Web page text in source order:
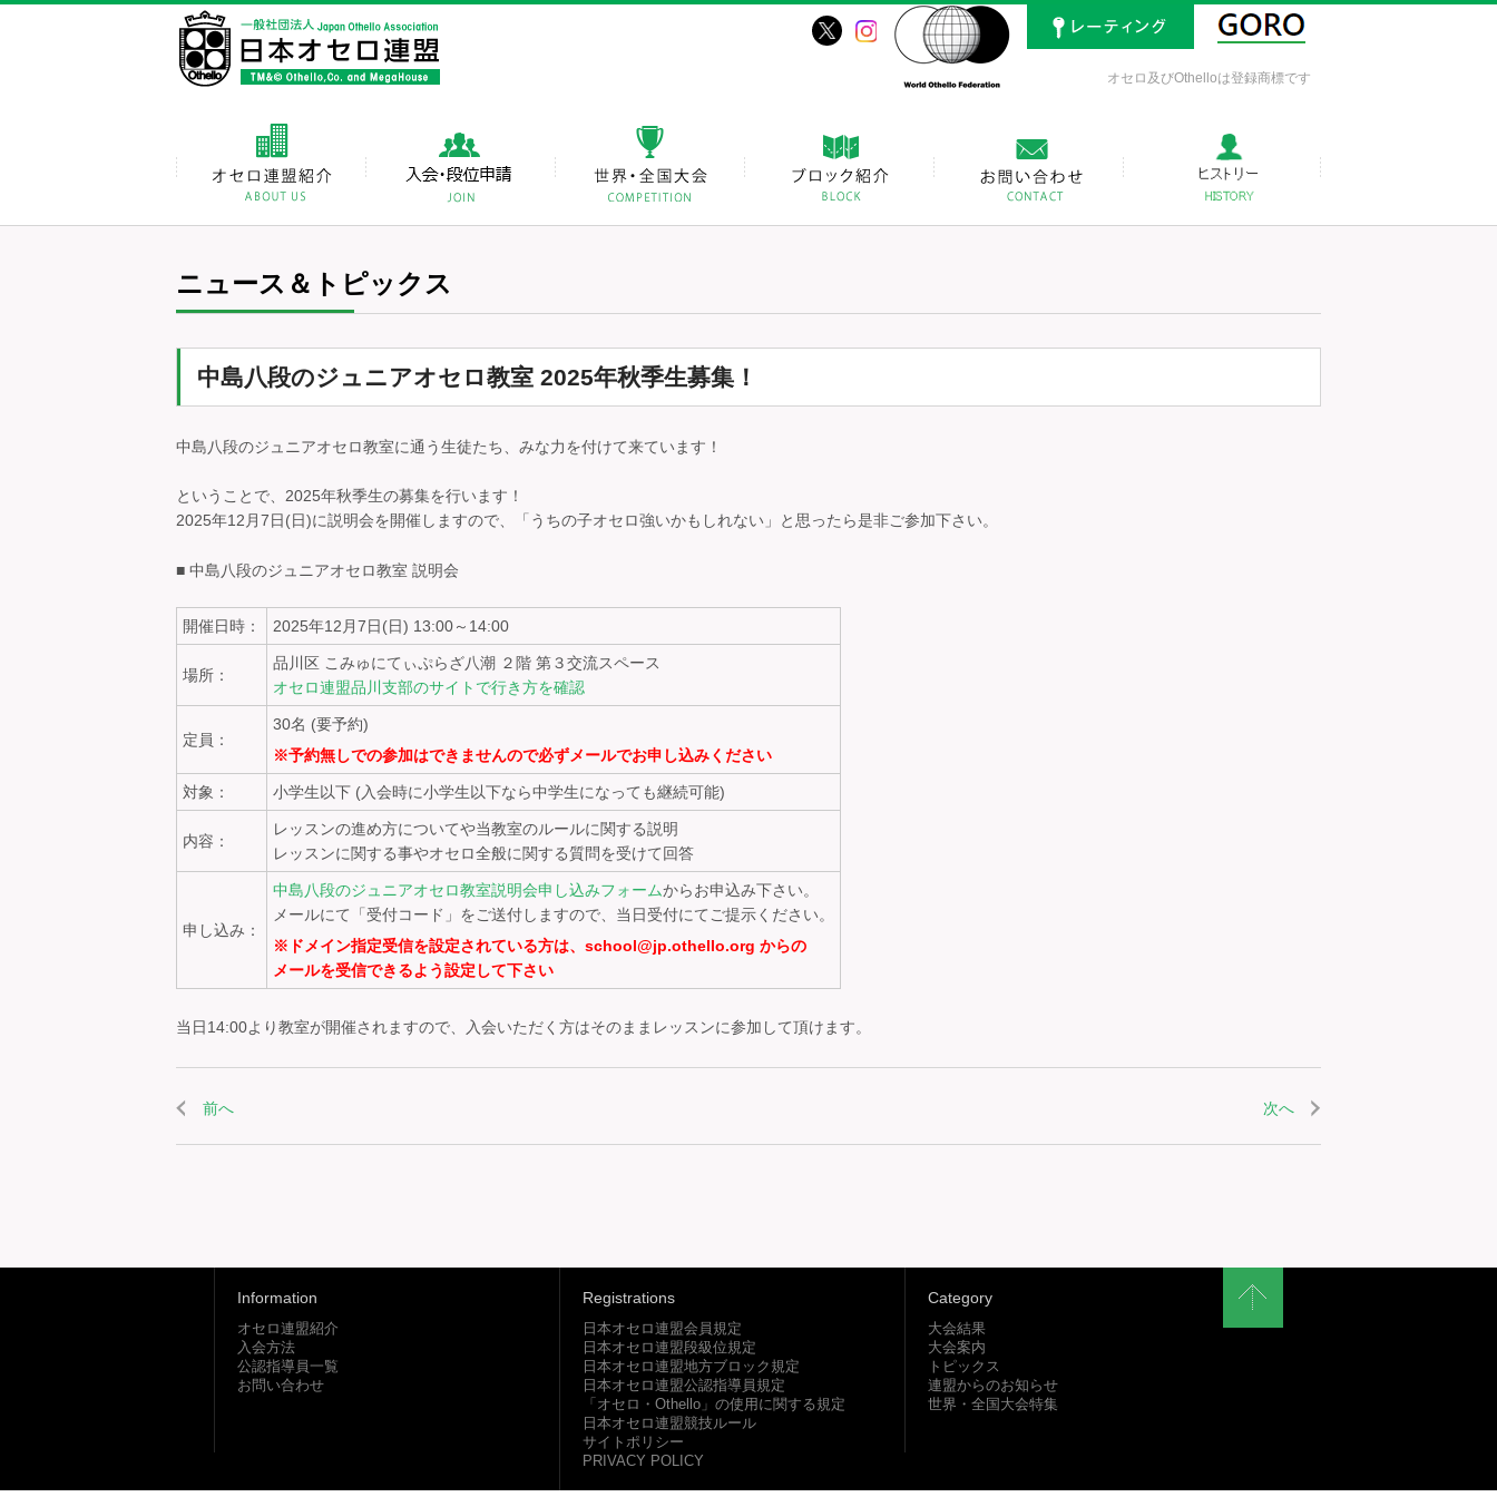
オセロ及びOthelloは登録商標です
ニュース＆トピックス
中島八段のジュニアオセロ教室 2025年秋季生募集！
中島八段のジュニアオセロ教室に通う生徒たち、みな力を付けて来ています！
ということで、2025年秋季生の募集を行います！
2025年12月7日(日)に説明会を開催しますので、「うちの子オセロ強いかもしれない」と思ったら是非ご参加下さい。
■ 中島八段のジュニアオセロ教室 説明会
開催日時： 2025年12月7日(日) 13:00～14:00
場所：
品川区 こみゅにてぃぷらざ八潮 ２階 第３交流スペース
オセロ連盟品川支部のサイトで行き方を確認
定員：
30名 (要予約)
※予約無しでの参加はできませんので必ずメールでお申し込みください
対象： 小学生以下 (入会時に小学生以下なら中学生になっても継続可能)
内容：
レッスンの進め方についてや当教室のルールに関する説明
レッスンに関する事やオセロ全般に関する質問を受けて回答
申し込み：
中島八段のジュニアオセロ教室説明会申し込みフォームからお申込み下さい。
メールにて「受付コード」をご送付しますので、当日受付にてご提示ください。
※ドメイン指定受信を設定されている方は、school@jp.othello.org からの
メールを受信できるよう設定して下さい
当日14:00より教室が開催されますので、入会いただく方はそのままレッスンに参加して頂けます。
前へ 次へ
Information
オセロ連盟紹介
入会方法
公認指導員一覧
お問い合わせ
Registrations
日本オセロ連盟会員規定
日本オセロ連盟段級位規定
日本オセロ連盟地方ブロック規定
日本オセロ連盟公認指導員規定
「オセロ・Othello」の使用に関する規定
日本オセロ連盟競技ルール
サイトポリシー
PRIVACY POLICY
Category
大会結果
大会案内
トピックス
連盟からのお知らせ
世界・全国大会特集